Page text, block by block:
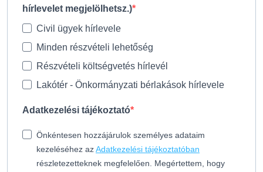
hírlevelet megjelölhetsz.)
Civil ügyek hírlevele
Minden részvételi lehetőség
Részvételi költségvetés hírlevél
Lakótér - Önkormányzati bérlakások hírlevele
Adatkezelési tájékoztató
Önkéntesen hozzájárulok személyes adataim
kezeléséhez azAdatkezelési tájékoztatóban
részletezetteknek megfelelően. Megértettem, hogy